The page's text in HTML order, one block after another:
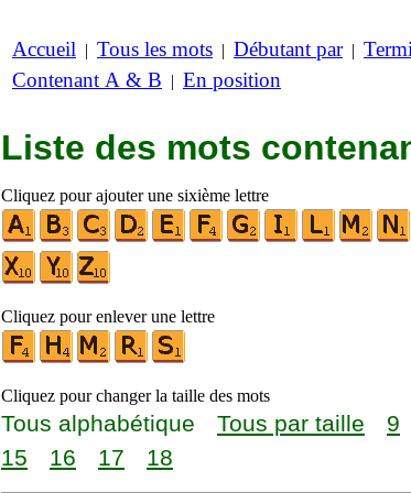
Accueil | Tous les mots | Débutant par|
Contenant A & B | En position
Liste des mots
Cliquez pour ajouter une sixième lettre
Cliquez pour enlever une lettre
Cliquez pour changer la taille des mots
Tous alphabétique Tous par taille 9
15
16 17 18